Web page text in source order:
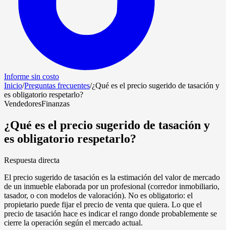
Informe sin costo
Inicio/Preguntas frecuentes/¿Qué es el precio sugerido de tasación y
es obligatorio respetarlo?
VendedoresFinanzas
¿Qué es el precio sugerido de tasación y
es obligatorio respetarlo?
Respuesta directa
El precio sugerido de tasación es la estimación del valor de mercado
de un inmueble elaborada por un profesional (corredor inmobiliario,
tasador, o con modelos de valoración). No es obligatorio: el
propietario puede fijar el precio de venta que quiera. Lo que el
precio de tasación hace es indicar el rango donde probablemente se
cierre la operación según el mercado actual.